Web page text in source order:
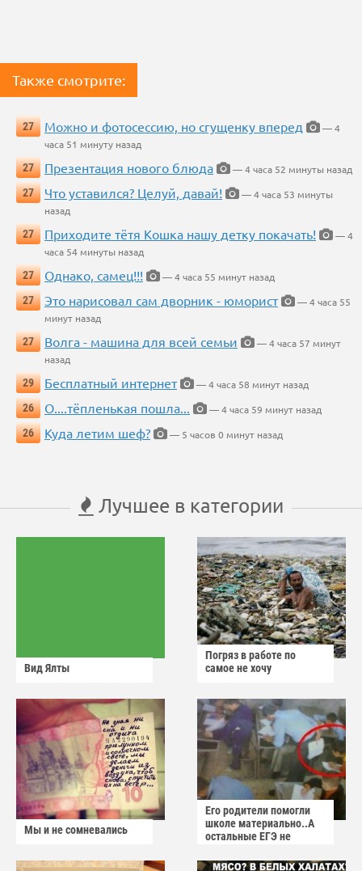
Также смотрите:
27 Можно и фотосессию, но сгущенку вперед
— 4
часа 51 минуту назад
27
Презентация нового блюда
— 4 часа 52 минуты назад
27
Что уставился? Целуй, давай!
— 4 часа 53 минуты
назад
27
Приходите тётя Кошка нашу детку покачать!
— 4
часа 54 минуты назад
27
Однако, самец!!!
— 4 часа 55 минут назад
27
Это нарисовал сам дворник - юморист
— 4 часа 55
минут назад
27
Волга - машина для всей семьи
— 4 часа 57 минут
назад
29
Бесплатный интернет
— 4 часа 58 минут назад
26
О....тёпленькая пошла...
— 4 часа 59 минут назад
26
Куда летим шеф? — 5 часов 0 минут назад
Лучшее в категории
Вид Ялты
Погряз в работе по
самое не хочу
Мы и не сомневались
Его родители помогли
школе материально..А
остальные ЕГЭ не